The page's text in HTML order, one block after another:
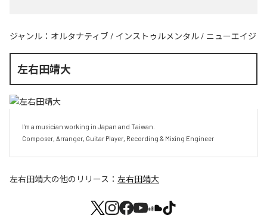
ジャンル： オルタナティブ / インストゥルメンタル / ニューエイジ
左右田靖大
I'm a musician working in Japan and Taiwan.
Composer, Arranger, Guitar Player, Recording & Mixing Engineer
左右田靖大の他のリリース： 左右田靖大